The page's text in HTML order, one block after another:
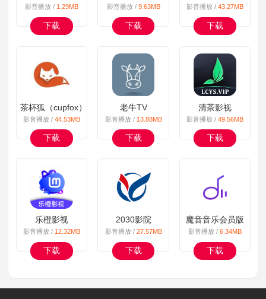
影音播放 / 1.29MB
下载
影音播放 / 9.63MB
下载
影音播放 /43.27MB
下载
茶杯狐（cupfox）最新版
影音播放 / 44.53MB
下载
老牛TV
影音播放 / 13.88MB
下载
清茶影视
影音播放 /49.56MB
下载
乐橙影视
影音播放 / 12.32MB
下载
2030影院
影音播放 / 27.57MB
下载
魔音音乐会员版
影音播放 /6.34MB
下载